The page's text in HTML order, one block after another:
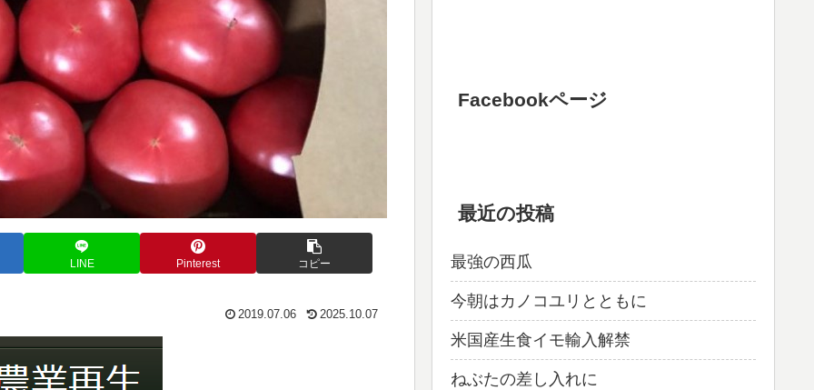
LINE Pinterest コピー
2019.07.06 2025.10.07
Facebookページ
最近の投稿
最強の西瓜
今朝はカノコユリとともに
米国産生食イモ輸入解禁
ねぶたの差し入れに